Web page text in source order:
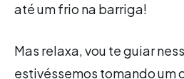
até um frio na barriga!
Mas relaxa, vou te guiar
estivéssemos tomando um